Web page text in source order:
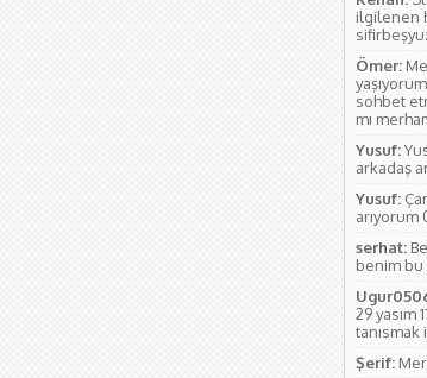
ilgilenen
Ömer:
sohbet
mı
Yusuf:
arkadaş
Yusuf:
arıyorum
serhat:
benim
29 yasım
tanısmak
Şerif: